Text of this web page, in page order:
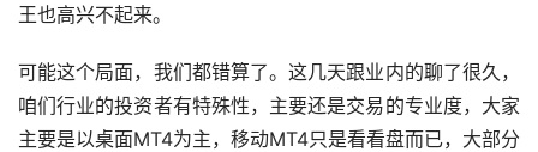
王也高兴不起来。
可能这个局面，我们都错算了。这几天跟业内的聊了很久，
咱们行业的投资者有特殊性，主要还是交易的专业度，大家
主要是以桌面MT4为主，移动MT4只是看看盘而已，大部分